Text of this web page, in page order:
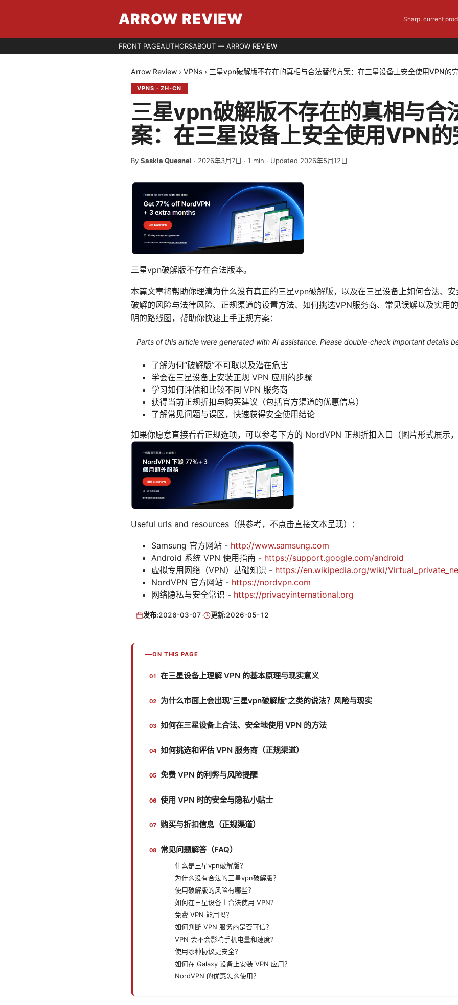
ARROW REVIEW Sharp, current
FRONT PAGEAUTHORSABOUT — ARROW REVIEW
Arrow Review › VPNs › 三星vpn破解版不存在的真相与合法替代方案：在三星设备上安全使用VPN的
VPNS · ZH-CN
三星vpn破解版不存在的真相与合
案：在三星设备上安全使用VPN
By Saskia Quesnel · 2026年3月7日 · 1 min · Updated 2026年5月12日
三星vpn破解版不存在合法版本。
本篇文章将帮助你理清为什么没有真正的三星vpn破解版，以及在三星设备上如何合法、安
破解的风险与法律风险、正规渠道的设置方法、如何挑选VPN服务商、常见误解以及实用
明的路线图，帮助你快速上手正规方案：
Parts of this article were generated with AI assistance. Please double-check important details
了解为何“破解版”不可取以及潜在危害
学会在三星设备上安装正规 VPN 应用的步骤
学习如何评估和比较不同 VPN 服务商
获得当前正规折扣与购买建议（包括官方渠道的优惠信息）
了解常见问题与误区，快速获得安全使用结论
如果你愿意直接看看正规选项，可以参考下方的 NordVPN 正规折扣入口（图片形式展示，
Useful urls and resources（供参考，不点击直接文本呈现）：
Samsung 官方网站 - http://www.samsung.com
Android 系统 VPN 使用指南 - https://support.google.com/android
虚拟专用网络（VPN）基础知识 - https://en.wikipedia.org/wiki/
NordVPN 官方网站 - https://nordvpn.com
网络隐私与安全常识 - https://privacyinternational.org
发布:2026-03-07· 更新:2026-05-12
ON THIS PAGE
在三星设备上理解 VPN 的基本原理与现实意义
为什么市面上会出现“三星vpn破解版”之类的说法？风险与现实
如何在三星设备上合法、安全地使用 VPN 的方法
如何挑选和评估 VPN 服务商（正规渠道）
免费 VPN 的利弊与风险提醒
使用 VPN 时的安全与隐私小贴士
购买与折扣信息（正规渠道）
常见问题解答（FAQ）
什么是三星vpn破解版？
为什么没有合法的三星vpn破解版？
使用破解版的风险有哪些？
如何在三星设备上合法使用 VPN？
免费 VPN 能用吗？
如何判断 VPN 服务商是否可信？
VPN 会不会影响手机电量和速度？
使用哪种协议更安全？
如何在 Galaxy 设备上安装 VPN 应用？
NordVPN 的优惠怎么使用？